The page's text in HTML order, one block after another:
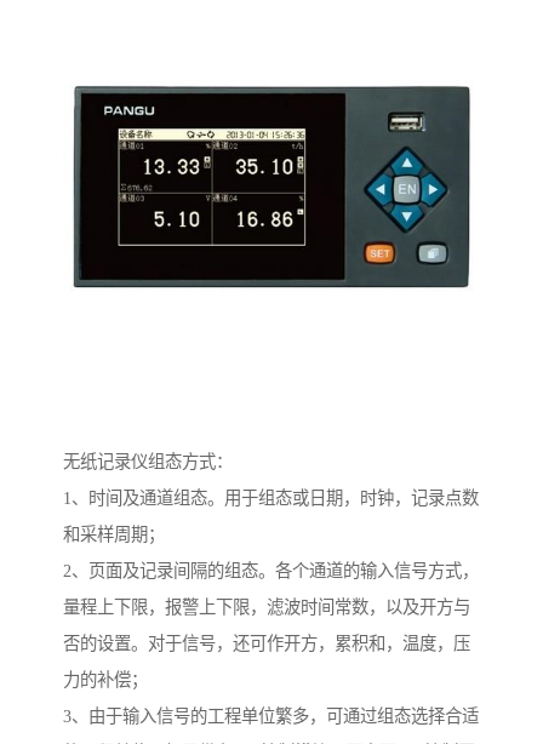
无纸记录仪组态方式：
1、时间及通道组态。用于组态或日期，时钟，记录点数
和采样周期；
2、页面及记录间隔的组态。各个通道的输入信号方式，
量程上下限，报警上下限，滤波时间常数，以及开方与
否的设置。对于信号，还可作开方，累积和，温度，压
力的补偿；
3、由于输入信号的工程单位繁多，可通过组态选择合适